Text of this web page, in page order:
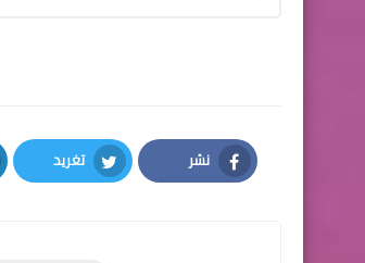
نشر
Facebook
تغريد
Twitter